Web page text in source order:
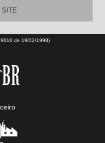
SITE
de 19/02/1998)